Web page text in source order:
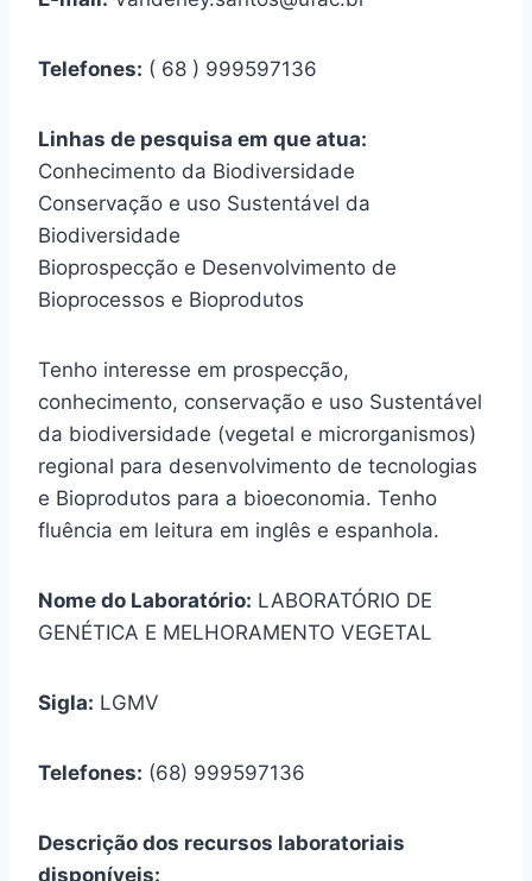
Telefones: ( 68 ) 999597136
Linhas de pesquisa em que atua:
Conhecimento da Biodiversidade
Conservação e uso Sustentável da
Biodiversidade
Bioprospecção e Desenvolvimento de
Bioprocessos e Bioprodutos
Tenho interesse em prospecção,
conhecimento, conservação e uso Sustentável
da biodiversidade (vegetal e microrganismos)
regional para desenvolvimento de tecnologias
e Bioprodutos para a bioeconomia. Tenho
fluência em leitura em inglês e espanhola.
Nome do Laboratório: LABORATÓRIO DE
GENÉTICA E MELHORAMENTO VEGETAL
Sigla: LGMV
Telefones: (68) 999597136
Descrição dos recursos laboratoriais
disponíveis: